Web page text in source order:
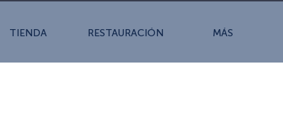
TIENDA RESTAURACIÓN MÁS